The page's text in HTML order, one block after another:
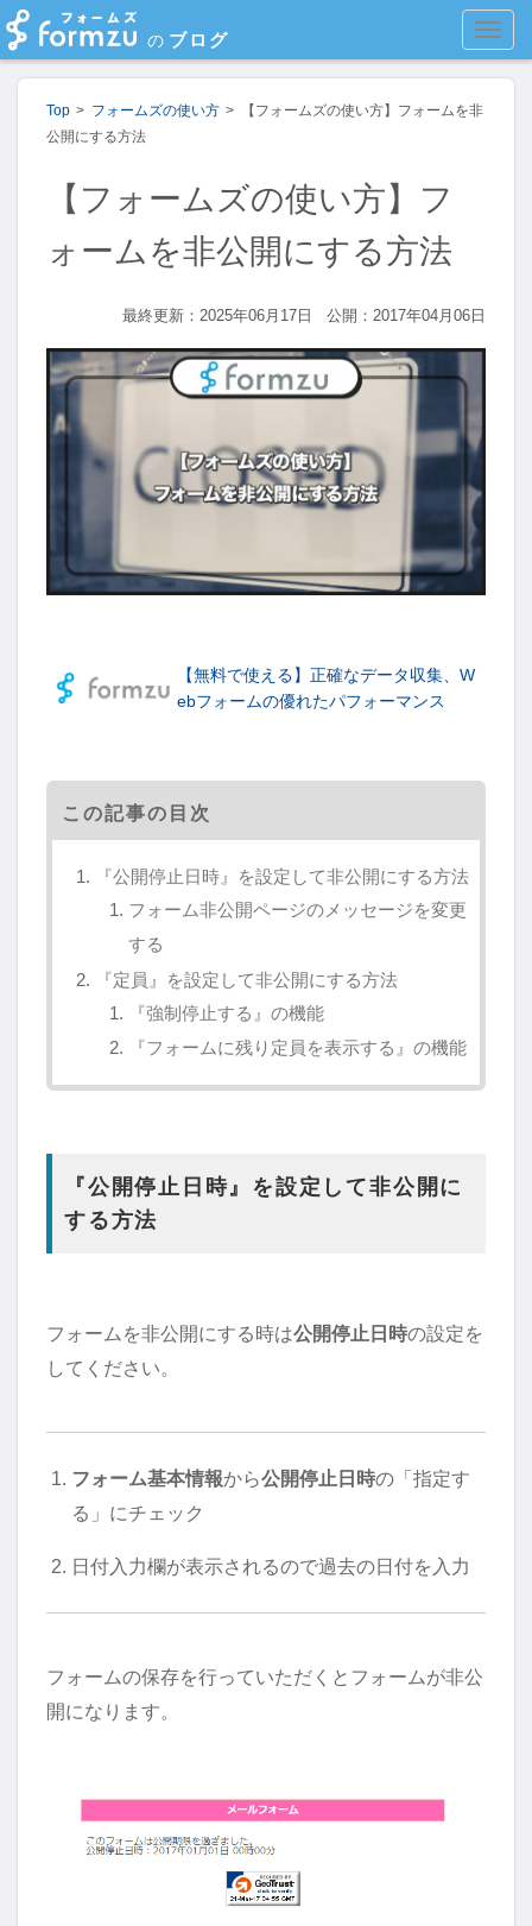
の ブログ
Top フォームズの使い方
【フォームズの使い方】フォームを非
公開にする方法
【フォームズの使い方】フ
ォームを非公開にする方法
最終更新：2025年06月17日 公開：2017年04月06日
【無料で使える】正確なデータ収集、W
ebフォームの優れたパフォーマンス
この記事の目次
『公開停止日時』を設定して非公開にする方法
フォーム非公開ページのメッセージを変更
する
『定員』を設定して非公開にする方法
『強制停止する』の機能
『フォームに残り定員を表示する』の機能
『公開停止日時』を設定して非公開に
する方法
フォームを非公開にする時は公開停止日時の設定を
してください。
フォーム基本情報から公開停止日時の「指定す
る」にチェック
日付入力欄が表示されるので過去の日付を入力
フォームの保存を行っていただくとフォームが非公
開になります。